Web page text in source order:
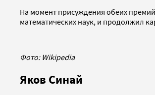
На момент присуждения обеих
математических наук, и продолжил
Фото: Wikipedia
Яков Синай